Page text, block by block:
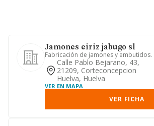
Jamones eiriz jabugo sl
Fabricación de jamones y embutidos.
Calle Pablo Bejarano, 43,
21209, Corteconcepcion
Huelva, Huelva
VER EN MAPA
VER FICHA